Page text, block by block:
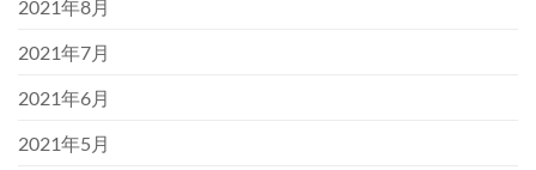
2021年8月
2021年7月
2021年6月
2021年5月